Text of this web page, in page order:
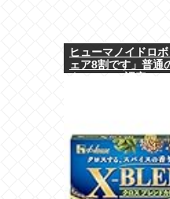
ヒューマノイドロ
ェア8割です」普通